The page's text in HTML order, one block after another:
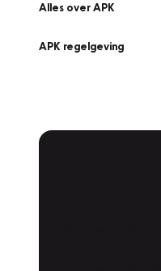
Alles over APK
APK regelgeving